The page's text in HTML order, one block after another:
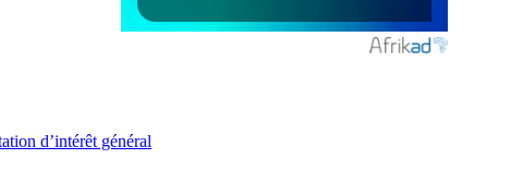
d’intérêt général